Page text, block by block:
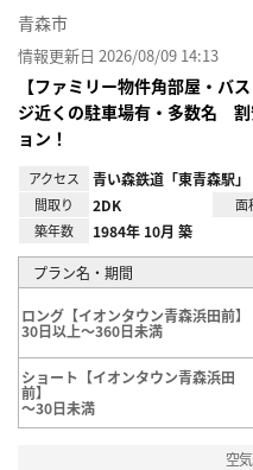
青森市
情報更新日 2026/08/09 14:13
【ファミリー物件角部屋・
ジ近くの駐車場有・多数名
ョン！
アクセス 青い森鉄道「東青森駅」
間取り 2DK 面
築年数 1984年 10月 築
プラン名・期間
ロング【イオンタウン青森浜田前】
30日以上～360日未満
ショート【イオンタウン青森浜田
前】
～30日未満
空